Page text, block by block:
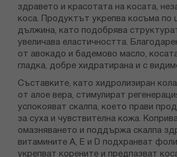
здравето и красотата на косата,
коса. Продуктът укрепва косъма по
дължина, като подобрява
увеличава еластичността.
от авокадо и бадемово масло,
гладка, добре хидратирана и с
Съставките, като хидролизиран
от алое вера, стимулират
успокояват скалпа, което прави
за суха и чувствителна кожа.
омазняването и поддържа скалпа
витамините A, E и D подхранват
укрепват корените и предпазват